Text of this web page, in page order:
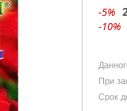
-5%
-10%
При
Срок